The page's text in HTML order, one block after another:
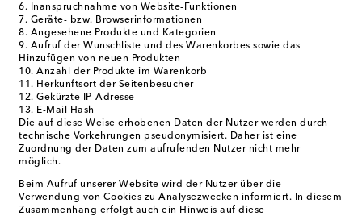
Inanspruchnahme von Website-Funktionen
Geräte- bzw. Browserinformationen
Angesehene Produkte und Kategorien
Aufruf der Wunschliste und des Warenkorbes sowie das
Hinzufügen von neuen Produkten
Anzahl der Produkte im Warenkorb
Herkunftsort der Seitenbesucher
Gekürzte IP-Adresse
E-Mail Hash
Die auf diese Weise erhobenen Daten der Nutzer werden durch
technische Vorkehrungen pseudonymisiert. Daher ist eine
Zuordnung der Daten zum aufrufenden Nutzer nicht mehr
möglich.
Beim Aufruf unserer Website wird der Nutzer über die
Verwendung von Cookies zu Analysezwecken informiert. In diesem
Zusammenhang erfolgt auch ein Hinweis auf diese